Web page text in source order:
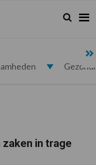
Zoeken...
Zoek
in trage